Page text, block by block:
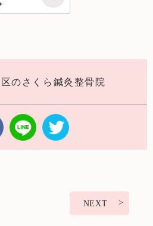
のさくら鍼灸整骨院
NEXT